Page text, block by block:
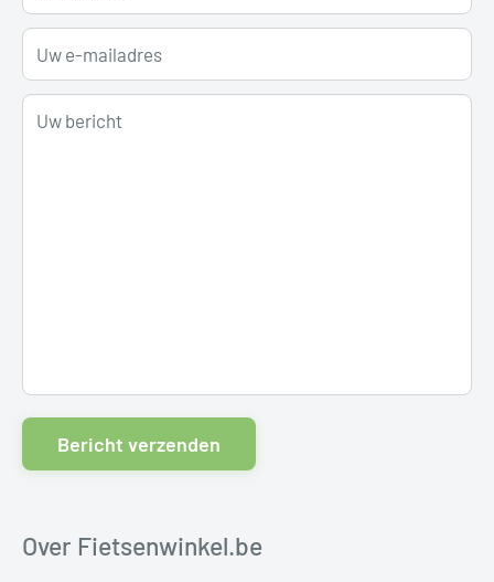
Uw e-mailadres
Uw bericht
Bericht verzenden
Over Fietsenwinkel.be